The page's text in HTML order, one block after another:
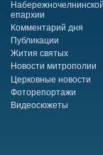
Набережночелнинской
епархии
Комментарий дня
Публикации
Жития святых
Новости митрополии
Церковные новости
Фоторепортажи
Видеосюжеты